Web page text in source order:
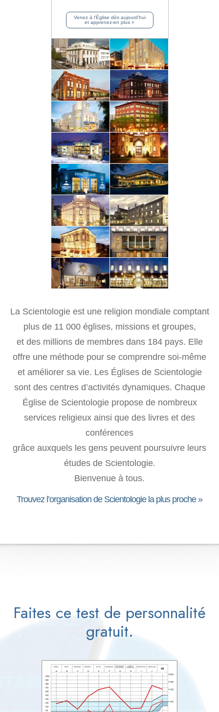
Venez à l’Église dès aujourd’hui
et apprenez-en plus »
Vous êtes invité...
à effectuer une visite gratuite de l’église la plus
proche à London.
(Ça ne correspond pas à votre localisation ? )
146 Queen Victoria Street
▶ Prévenez-nousde votre visite :
Adresse e-mail :
La Scientologie est une religion mondiale comptant
plus de 11 000 églises, missions et groupes,
et des millions de membres dans 184 pays. Elle
offre une méthode pour se comprendre soi-même
et améliorer sa vie. Les Églises de Scientologie
sont des centres d’activités dynamiques. Chaque
Église de Scientologie propose de nombreux
services religieux ainsi que des livres et des
conférences
grâce auxquels les gens peuvent poursuivre leurs
études de Scientologie.
Bienvenue à tous.
Trouvez l’organisation de Scientologie la plus proche »
Faites ce test de personnalité
gratuit.